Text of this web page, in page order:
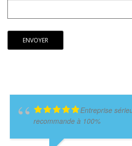
Entreprise
recommande à 100%